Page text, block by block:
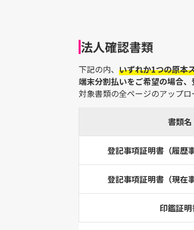
法人確認書類
下記の内、 いずれか1つの原本
端末分割払いをご希望の場合、
対象書類の全ページのアップ
書類名
登記事項証明書（履歴
登記事項証明書（現在
印鑑証明